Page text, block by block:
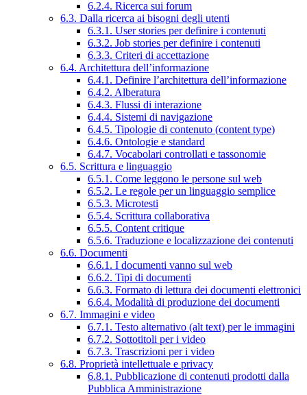
6.2.4. Ricerca sui forum
6.3. Dalla ricerca ai bisogni degli utenti
6.3.1. User stories per definire i contenuti
6.3.2. Job stories per definire i contenuti
6.3.3. Criteri di accettazione
6.4. Architettura dell’informazione
6.4.1. Definire l’architettura dell’informazione
6.4.2. Alberatura
6.4.3. Flussi di interazione
6.4.4. Sistemi di navigazione
6.4.5. Tipologie di contenuto (content type)
6.4.6. Ontologie e standard
6.4.7. Vocabolari controllati e tassonomie
6.5. Scrittura e linguaggio
6.5.1. Come leggono le persone sul web
6.5.2. Le regole per un linguaggio semplice
6.5.3. Microtesti
6.5.4. Scrittura collaborativa
6.5.5. Content critique
6.5.6. Traduzione e localizzazione dei contenuti
6.6. Documenti
6.6.1. I documenti vanno sul web
6.6.2. Tipi di documenti
6.6.3. Formato di lettura dei documenti elettronici
6.6.4. Modalità di produzione dei documenti
6.7. Immagini e video
6.7.1. Testo alternativo (alt text) per le immagini
6.7.2. Sottotitoli per i video
6.7.3. Trascrizioni per i video
6.8. Proprietà intellettuale e privacy
6.8.1. Pubblicazione di contenuti prodotti dalla
Pubblica Amministrazione